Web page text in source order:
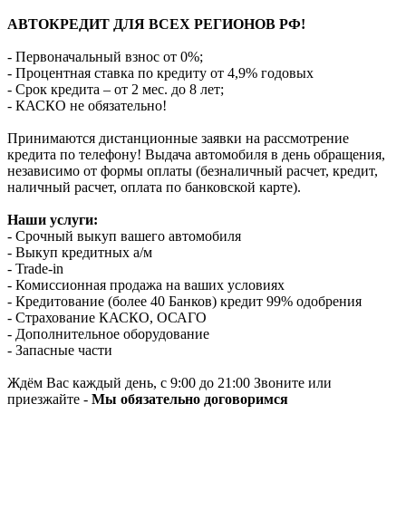
АВТОКРЕДИТ ДЛЯ ВСЕХ РЕГИОНОВ РФ!
- Первоначальный взнос от 0%;
- Процентная ставка по кредиту от 4,9% годовых
- Срок кредита – от 2 мес. до 8 лет;
- КАСКО не обязательно!
Принимаются дистанционные заявки на рассмотрение
кредита по телефону! Выдача автомобиля в день обращения,
независимо от формы оплаты (безналичный расчет, кредит,
наличный расчет, оплата по банковской карте).
Наши услуги:
- Срочный выкуп вашего автомобиля
- Выкуп кредитных а/м
- Trade-in
- Комиссионная продажа на ваших условиях
- Кредитование (более 40 Банков) кредит 99% одобрения
- Страхование КАСКО, ОСАГО
- Дополнительное оборудование
- Запасные части
Ждём Вас каждый день, с 9:00 до 21:00 Звоните или
приезжайте - Мы обязательно договоримся